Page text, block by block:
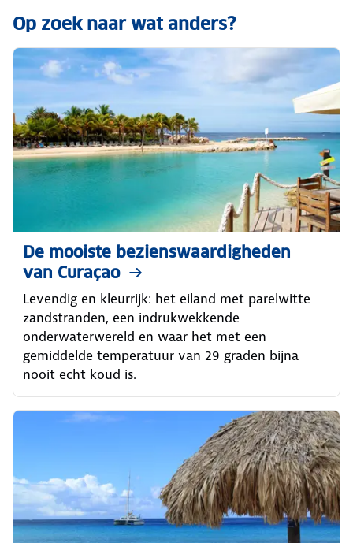
Op zoek naar wat anders?
De mooiste bezienswaardigheden
van Curaçao
Levendig en kleurrijk: het eiland met parelwitte
zandstranden, een indrukwekkende
onderwaterwereld en waar het met een
gemiddelde temperatuur van 29 graden bijna
nooit echt koud is.